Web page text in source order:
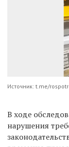
Источник: t.me/
В ходе
нарушения